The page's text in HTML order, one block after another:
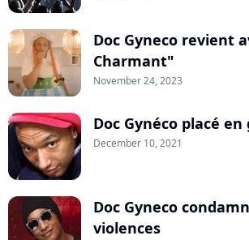
Doc Gyneco revient
Charmant"
November 24, 2023
Doc Gynéco placé
December 10, 2021
Doc Gyneco
violences